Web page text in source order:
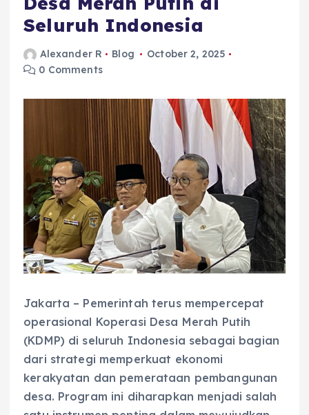
Seluruh Indonesia
Alexander R Blog
October 2, 2025
0 Comments
Jakarta – Pemerintah terus mempercepat
operasional Koperasi Desa Merah Putih
(KDMP) di seluruh Indonesia sebagai bagian
dari strategi memperkuat ekonomi
kerakyatan dan pemerataan pembangunan
desa. Program ini diharapkan menjadi salah